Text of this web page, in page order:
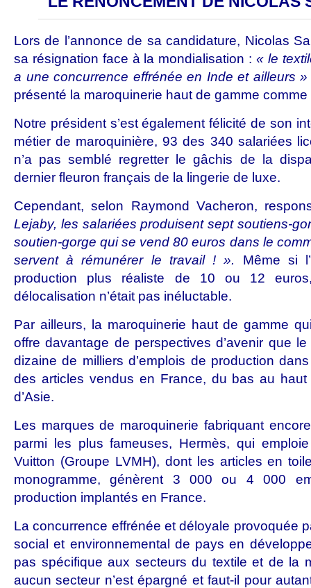
Lors de l’annonce de sa candidature, Nicolas
sa résignation face à la mondialisation :« le
a une concurrence effrénée en Inde et ailleurs »
présenté la maroquinerie haut de gamme comme
Notre président s’est également félicité de son
métier de maroquinière, 93 des 340 salariées
n’a pas semblé regretter le gâchis de la
dernier fleuron français de la lingerie de luxe.
Cependant, selon Raymond Vacheron,
Lejaby, les salariées produisent sept soutiens-
soutien-gorge qui se vend 80 euros dans le
servent à rémunérer le travail ! ». Même si
production plus réaliste de 10 ou 12
délocalisation n’était pas inéluctable.
Par ailleurs, la maroquinerie haut de gamme
offre davantage de perspectives d’avenir que
dizaine de milliers d’emplois de production
des articles vendus en France, du bas au
d’Asie.
Les marques de maroquinerie fabriquant
parmi les plus fameuses, Hermès, qui
Vuitton (Groupe LVMH), dont les articles en
monogramme, génèrent 3 000 ou 4 000
production implantés en France.
La concurrence effrénée et déloyale provoquée
social et environnemental de pays en
pas spécifique aux secteurs du textile et de la
aucun secteur n’est épargné et faut-il pour